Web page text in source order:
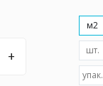
+
м2
шт.
упак.